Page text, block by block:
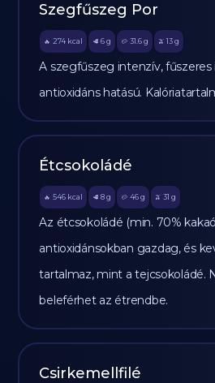
Szegfűszeg Por
🔥 274 kcal 🥩 6 g 🥔 31.6g 🫒 13 g
A szegfűszeg intenzív, fűszeres
antioxidáns hatású.
Étcsokoládé
🔥 546 kcal 🥩 8 g 🥔 46g 🫒 31 g
Az étcsokoládé (min. 70%
antioxidánsokban gazdag, és
tartalmaz, mint a tejcsokoládé.
beleférhet az étrendbe.
Csirkemellfilé